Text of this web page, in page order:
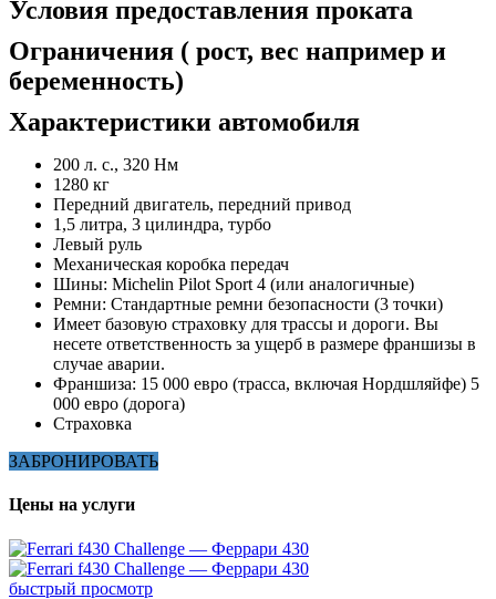
Условия предоставления проката
Ограничения ( рост, вес например и
беременность)
Характеристики автомобиля
200 л. с., 320 Нм
1280 кг
Передний двигатель, передний привод
1,5 литра, 3 цилиндра, турбо
Левый руль
Механическая коробка передач
Шины: Michelin Pilot Sport 4 (или аналогичные)
Ремни: Стандартные ремни безопасности (3 точки)
Имеет базовую страховку для трассы и дороги. Вы
несете ответственность за ущерб в размере франшизы в
случае аварии.
Франшиза: 15 000 евро (трасса, включая Нордшляйфе) 5
000 евро (дорога)
Страховка
ЗАБРОНИРОВАТЬ
Цены на услуги
быстрый просмотр